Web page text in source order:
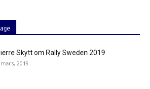
Skytt om Rally Sweden 2019
2019